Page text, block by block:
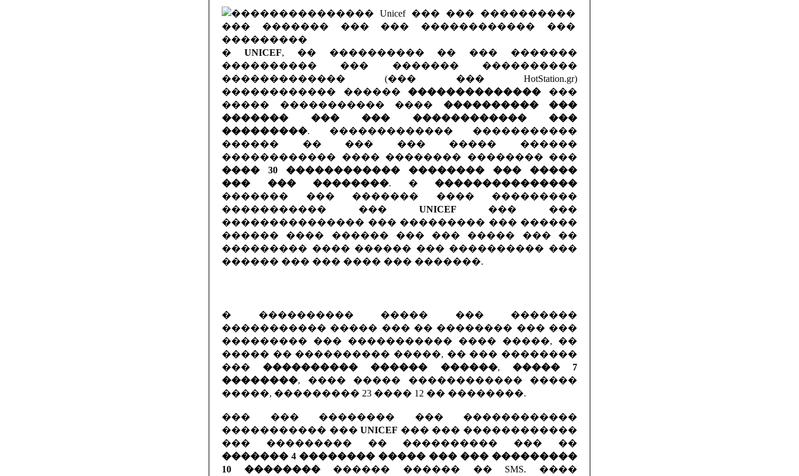
� UNICEF, �� ���������� �� ��� �������
���������� ��� ������� ����������
������������� (��� ��� HotStation.gr)
������������ �������������������� ���
����� ����������� ���� ���������� ���
������� ��� ��� ������������ ���
���������. ������������� �����������
������ �� ��� ��� ����� ������
������������ ���� �������� �������� ���
���� 30 ������������ �������� ��� �����
��� ��� ��������. � ���������������
������� ��� ������� ���� ���������
����������� ��� UNICEF ��� ���
��������������� ��� ��������� ��� ������
������ ���� ������ ��� ��� ����� ��� ��
��������� ���� ������ ��� ���������� ���
������ ��� ��� ���� ��� �������.
� ���������� ����� ��� �������
����������� ����� ��� �� �������� ��� ���
��������� ��� ����������� ���� �����, ��
����� �� ���������� �����, �� ��� ��������
������������� ������ ������, ����� 7
��������, ���� ����� ������������ �����
�����, ��������� 23 ���� 12 �� ��������.
��� ��� �������� ��� ������������
����������� ���UNICEF ��� ��� ������������
��� ��������� �� ���������� ��� ��
������� 4 �������� ����� ��� ��� ���������
10 �������������� ������ �� SMS. ����